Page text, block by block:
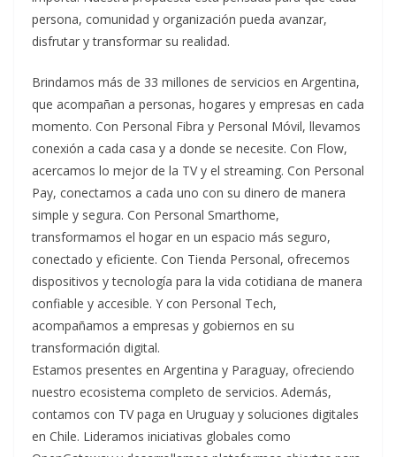
persona, comunidad y organización pueda avanzar,
disfrutar y transformar su realidad.
Brindamos más de 33 millones de servicios en Argentina,
que acompañan a personas, hogares y empresas en cada
momento. Con Personal Fibra y Personal Móvil, llevamos
conexión a cada casa y a donde se necesite. Con Flow,
acercamos lo mejor de la TV y el streaming. Con Personal
Pay, conectamos a cada uno con su dinero de manera
simple y segura. Con Personal Smarthome,
transformamos el hogar en un espacio más seguro,
conectado y eficiente. Con Tienda Personal, ofrecemos
dispositivos y tecnología para la vida cotidiana de manera
confiable y accesible. Y con Personal Tech,
acompañamos a empresas y gobiernos en su
transformación digital.
Estamos presentes en Argentina y Paraguay, ofreciendo
nuestro ecosistema completo de servicios. Además,
contamos con TV paga en Uruguay y soluciones digitales
en Chile. Lideramos iniciativas globales como